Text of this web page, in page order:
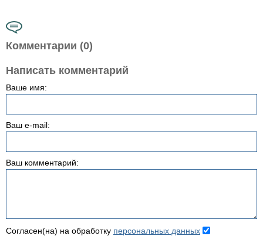
Комментарии (0)
Написать комментарий
Ваше имя:
Ваш e-mail:
Ваш комментарий:
Согласен(на) на обработку персональных данных